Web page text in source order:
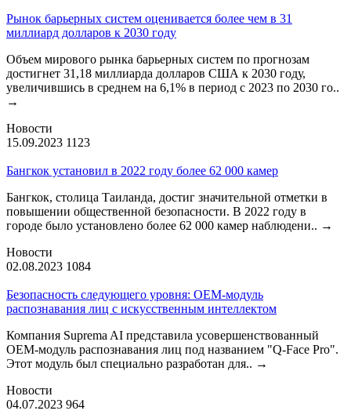
Рынок барьерных систем оценивается более чем в 31
миллиард долларов к 2030 году
Объем мирового рынка барьерных систем по прогнозам
достигнет 31,18 миллиарда долларов США к 2030 году,
увеличившись в среднем на 6,1% в период с 2023 по 2030 го..
→
Новости
15.09.2023 1123
Бангкок установил в 2022 году более 62 000 камер
Бангкок, столица Таиланда, достиг значительной отметки в
повышении общественной безопасности. В 2022 году в
городе было установлено более 62 000 камер наблюдени.. →
Новости
02.08.2023 1084
Безопасность следующего уровня: OEM-модуль
распознавания лиц с искусственным интеллектом
Компания Suprema AI представила усовершенствованный
OEM-модуль распознавания лиц под названием "Q-Face Pro".
Этот модуль был специально разработан для.. →
Новости
04.07.2023 964